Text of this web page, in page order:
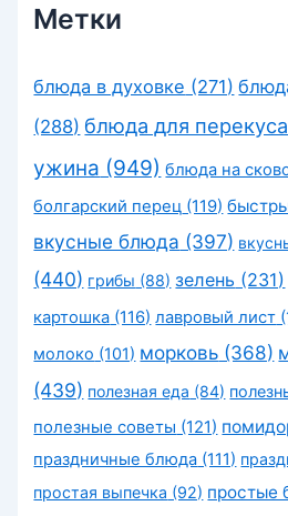
Метки
блюда в духовке (271)
(288) блюда для перекуса
ужина (949) блюда на
болгарский перец (119)
вкусные блюда (397)
(440) грибы (88) зелень (231)
картошка (116) лавровый лист
молоко (101) морковь (368)
(439) полезная еда (84)
полезные советы (121)
праздничные блюда (111)
простая выпечка (92) простые